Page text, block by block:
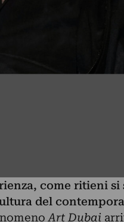
come ritieni
del
Art Dubai